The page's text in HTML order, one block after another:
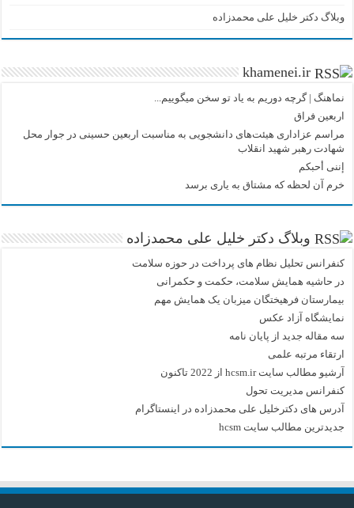
وبلاگ دکتر خلیل علی محمدزاده
khamenei.ir
نماهنگ |‌ گرچه دوریم به یاد تو سخن میگوییم...
اربعین فراق
مراسم عزاداری هیئت‌های دانشجویی به مناسبت اربعین حسینی در جوار محل
شهادت رهبر شهید انقلاب
إننی أحبکم
خرم آن لحظه که مشتاق به یاری برسد
وبلاگ دکتر خلیل علی محمدزاده
کنفرانس تحلیل نظام های پرداخت در حوزه سلامت
در حاشیه همایش سلامت، حکمت و حکمرانی
بیمارستان فرهیختگان میزبان یک همایش مهم
نمایشگاه آزاد عکس
سه مقاله جدید از پایان نامه
ارتقاء مرتبه علمی
آرشیو مطالب سایت hcsm.ir از 2022 تاکنون
کنفرانس مدیریت تحول
آدرس های دکترخلیل علی محمدزاده در اینستاگرام
جدیدترین مطالب سایت hcsm